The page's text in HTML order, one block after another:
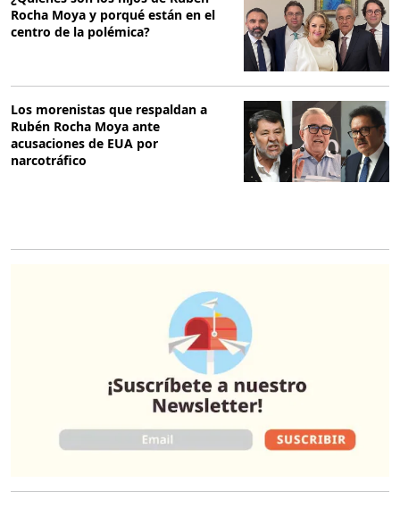
Rocha Moya y porqué están en el
centro de la polémica?
Los morenistas que respaldan a
Rubén Rocha Moya ante
acusaciones de EUA por
narcotráfico